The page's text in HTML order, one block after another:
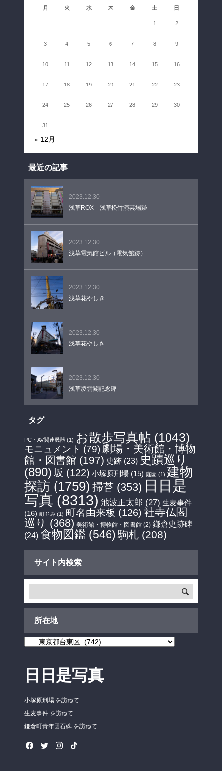
月
火 水 木 金 土 日
1 2
3 4 5 6 7 8 9
10 11 12 13 14 15 16
17 18 19 20 21 22 23
24 25 26 27 28 29 30
31
« 12月
最近の記事
2023.12.30
浅草ROX 浅草松竹演芸場跡
2023.12.30
浅草電気館ビル（電気館跡）
2023.12.30
浅草花やしき
2023.12.30
浅草花やしき
2023.12.30
浅草凌雲閣記念碑
タグ
PC・AV関連機器 (1) お散歩写真帖 (1043)
モニュメント (79) 劇場・美術館・博物
館・図書館 (197) 史跡 (23) 史蹟巡り
(890) 坂 (122) 小塚原刑場 (15) 庭園 (1) 建物
探訪 (1759) 掃苔 (353) 日日是
写真 (8313) 池波正太郎 (27) 生麦事件
(16) 町並み (1) 町名由来板 (126) 社寺仏閣
巡り (368) 美術館・博物館・図書館 (2) 鎌倉史跡碑
(24) 食物図鑑 (546) 駒札 (208)
サイト内検索
所在地
所
在
地
日日是写真
小塚原刑場 を訪ねて
生麦事件 を訪ねて
鎌倉町青年団石碑 を訪ねて